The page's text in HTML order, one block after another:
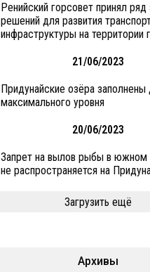
Ренийский горсовет принял
решений для развития
инфраструктуры на территории
21/06/2023
Придунайские озёра заполнены
максимального уровня
20/06/2023
Запрет на вылов рыбы в южном
не распространяется на
Загрузить ещё
Архивы